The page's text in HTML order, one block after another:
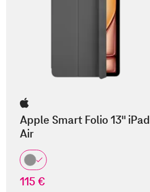
Apple Smart Folio 13" iPad
Air
115 €